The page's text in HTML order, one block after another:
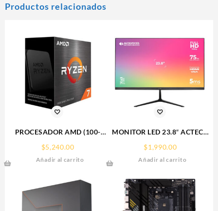
Productos relacionados
PROCESADOR AMD (100-
5700X S-AM4, 8 CORE 3.4
GHZ, 65W, S/GRAFICOS
$5,240.00
Añadir al carrito
MONITOR LED 23.8″ ACTECK
$1,990.00
Añadir al carrito